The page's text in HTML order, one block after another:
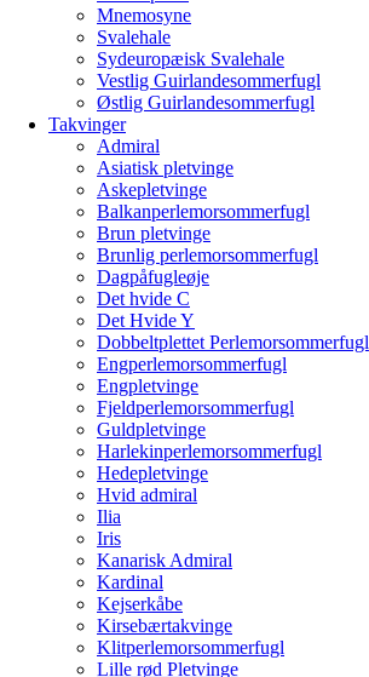
Mnemosyne
Svalehale
Sydeuropæisk Svalehale
Vestlig Guirlandesommerfugl
Østlig Guirlandesommerfugl
Takvinger
Admiral
Asiatisk pletvinge
Askepletvinge
Balkanperlemorsommerfugl
Brun pletvinge
Brunlig perlemorsommerfugl
Dagpåfugleøje
Det hvide C
Det Hvide Y
Dobbeltplettet Perlemorsommerfugl
Engperlemorsommerfugl
Engpletvinge
Fjeldperlemorsommerfugl
Guldpletvinge
Harlekinperlemorsommerfugl
Hedepletvinge
Hvid admiral
Ilia
Iris
Kanarisk Admiral
Kardinal
Kejserkåbe
Kirsebærtakvinge
Klitperlemorsommerfugl
Lille rød Pletvinge